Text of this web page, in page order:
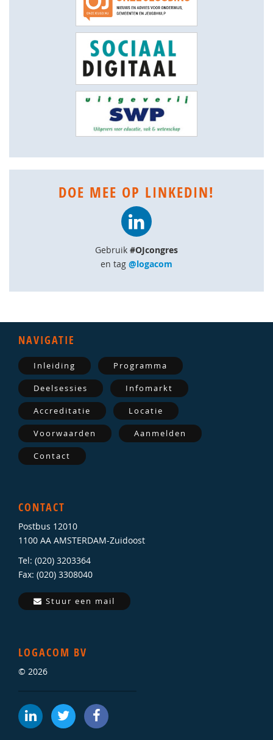
DOE MEE OP LINKEDIN!
Gebruik #OJcongres
en tag @logacom
NAVIGATIE
Inleiding Programma
Deelsessies Infomarkt
Accreditatie Locatie
Voorwaarden Aanmelden
Contact
CONTACT
Postbus 12010
1100 AA AMSTERDAM-Zuidoost
Tel: (020) 3203364
Fax: (020) 3308040
Stuur een mail
LOGACOM BV
© 2026